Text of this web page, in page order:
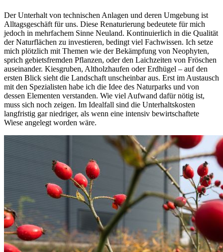
Der Unterhalt von technischen Anlagen und deren Umgebung ist
Alltagsgeschäft für uns. Diese Renaturierung bedeutete für mich
jedoch in mehrfachem Sinne Neuland. Kontinuierlich in die Qualität
der Naturflächen zu investieren, bedingt viel Fachwissen. Ich setze
mich plötzlich mit Themen wie der Bekämpfung von Neophyten,
sprich gebietsfremden Pflanzen, oder den Laichzeiten von Fröschen
auseinander. Kiesgruben, Altholzhaufen oder Erdhügel – auf den
ersten Blick sieht die Landschaft unscheinbar aus. Erst im Austausch
mit den Spezialisten habe ich die Idee des Naturparks und von
dessen Elementen verstanden. Wie viel Aufwand dafür nötig ist,
muss sich noch zeigen. Im Idealfall sind die Unterhaltskosten
langfristig gar niedriger, als wenn eine intensiv bewirtschaftete
Wiese angelegt worden wäre.